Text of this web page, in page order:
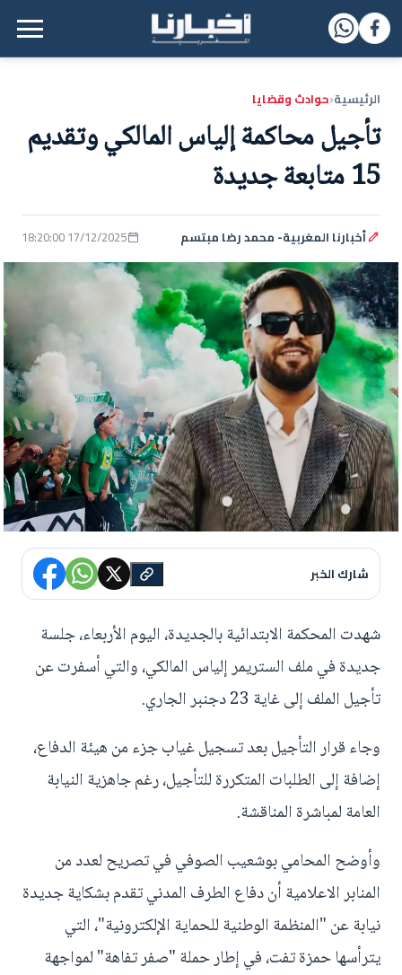
القائمة الرئيسية
الرئيسية‹حوادث وقضايا
تأجيل محاكمة إلياس المالكي وتقديم
15 متابعة جديدة
أخبارنا المغربية- محمد رضا مبتسم 17/12/2025 18:20:00
شارك الخبر
شهدت المحكمة الابتدائية بالجديدة، اليوم الأربعاء، جلسة
جديدة في ملف الستريمر إلياس المالكي، والتي أسفرت عن
تأجيل الملف إلى غاية 23 دجنبر الجاري.
وجاء قرار التأجيل بعد تسجيل غياب جزء من هيئة الدفاع،
إضافة إلى الطلبات المتكررة للتأجيل، رغم جاهزية النيابة
العامة لمباشرة المناقشة.
وأوضح المحامي بوشعيب الصوفي في تصريح لعدد من
المنابر الاعلامية أن دفاع الطرف المدني تقدم بشكاية جديدة
نيابة عن "المنظمة الوطنية للحماية الإلكترونية"، التي
يترأسها حمزة تفت، في إطار حملة "صفر تفاهة" لمواجهة